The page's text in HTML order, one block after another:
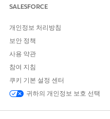
카탈로그 요금과 이전에 협상한
은 모든 수정 사항을 추적하여 명
적시에 갱신하는 동안 새로운 요
도록 기존 자산의 요금, 보조금
SALESFORCE
개인정보 처리방침
보안 정책
사용 약관
참여 지침
쿠키 기본 설정 센터
귀하의 개인정보 보호 선택